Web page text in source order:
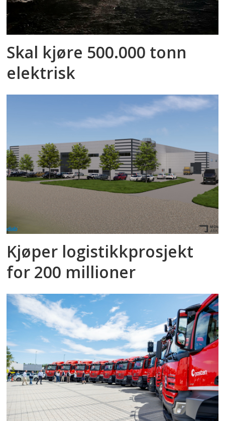
Skal kjøre 500.000 tonn
elektrisk
Kjøper logistikkprosjekt
for 200 millioner